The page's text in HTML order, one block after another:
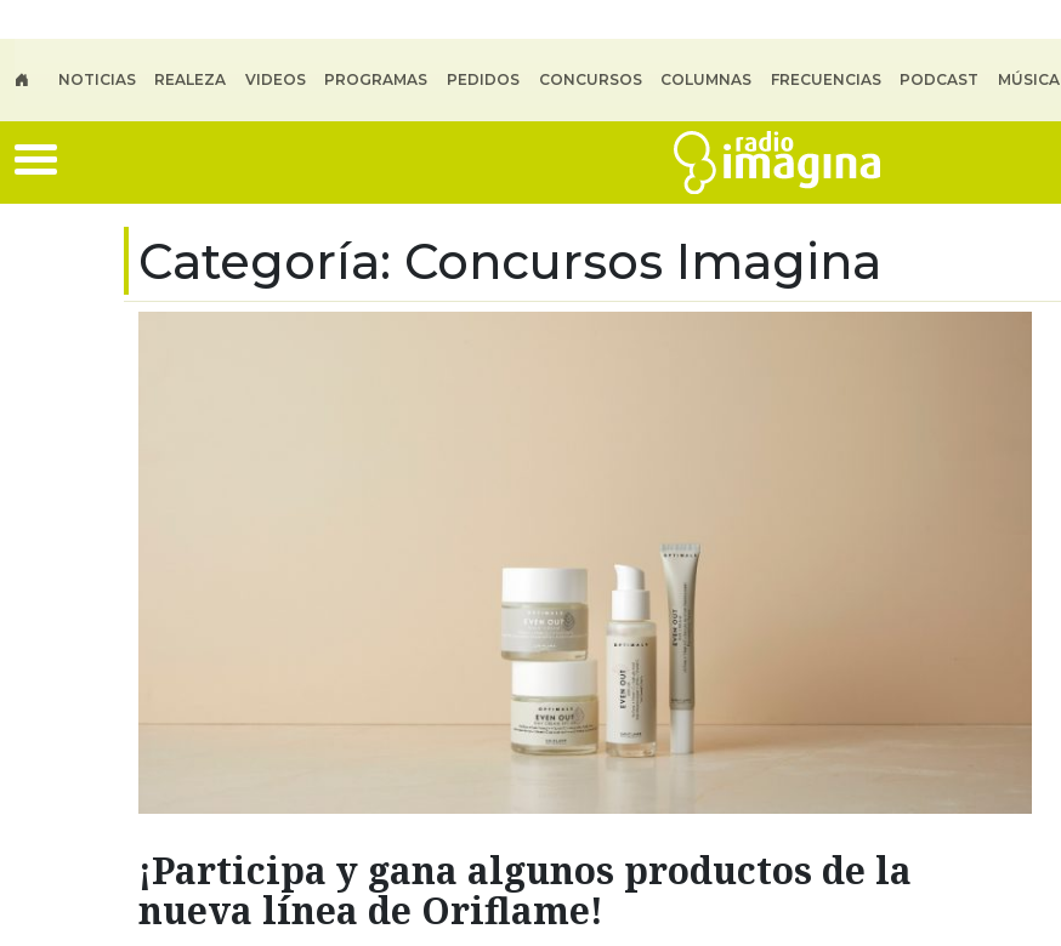
NOTICIAS REALEZA VIDEOS PROGRAMAS PEDIDOS CONCURSOS COLUMNAS FRECUENCIAS PODCAST MÚSICA
Categoría: Concursos Imagina
¡Participa y gana algunos productos de la
nueva línea de Oriflame!